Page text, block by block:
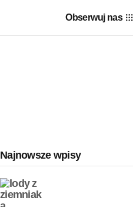
Obserwuj nas
Najnowsze wpisy